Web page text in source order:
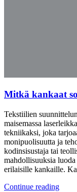
Mitkä kankaat
Tekstiilien
maisemassa
tekniikaksi, joka
monipuolisuutta ja
kodinsisustaja tai
mahdollisuuksia
erilaisille kankaille.
Continue reading